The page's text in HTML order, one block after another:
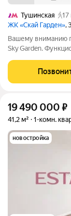
Тушинская
17
ЖК «Скай Гарден»,
Вашему вниманию
Sky Garden.
гардеробная; лоджия; Квартира в чистовой отделке, что
предоставляет
19 490 000 ₽
41,2 м² 1-комн.
новостройка